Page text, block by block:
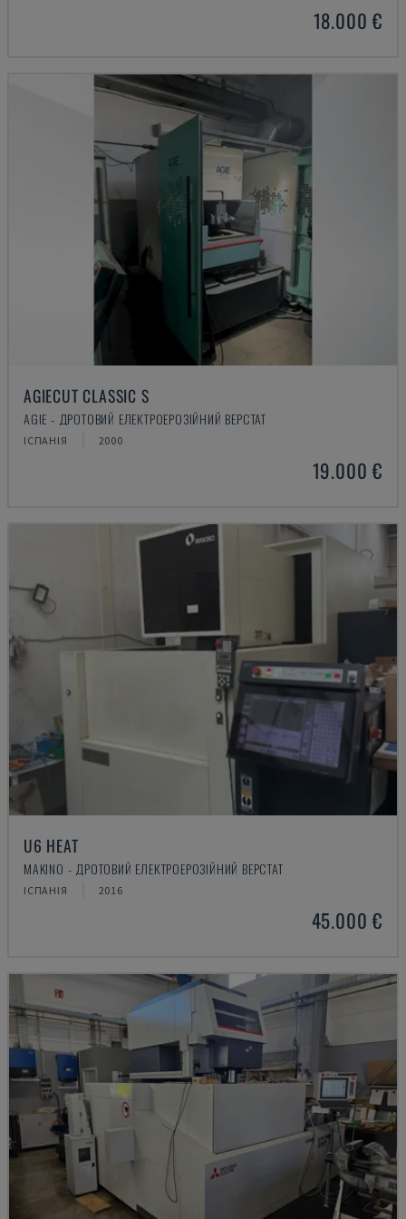
18.000 €
AGIECUT CLASSIC S
AGIE - ДРОТОВИЙ ЕЛЕКТРОЕРОЗІЙНИЙ ВЕРСТАТ
ІСПАНІЯ 2000
19.000 €
U6 HEAT
MAKINO - ДРОТОВИЙ ЕЛЕКТРОЕРОЗІЙНИЙ ВЕРСТАТ
ІСПАНІЯ 2016
45.000 €